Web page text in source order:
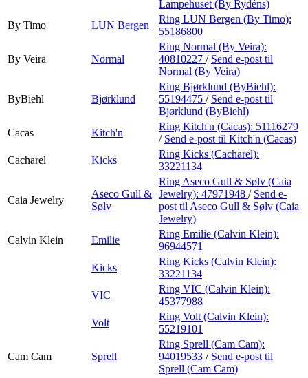
Lampehuset (By Rydéns)
By Timo
LUN Bergen
Ring LUN Bergen (By Timo):
55186800
By Veira Normal
Ring Normal (By Veira):
40810227 / Send e-post til
Normal (By Veira)
ByBiehl Bjørklund
Ring Bjørklund (ByBiehl):
55194475 / Send e-post til
Bjørklund (ByBiehl)
Cacas
Kitch'n
Ring Kitch'n (Cacas): 51116279
/ Send e-post til Kitch'n (Cacas)
Cacharel
Kicks
Ring Kicks (Cacharel):
33221134
Caia Jewelry
Aseco Gull &
Sølv
Ring Aseco Gull & Sølv (Caia
Jewelry): 47971948 / Send e-
post til Aseco Gull & Sølv (Caia
Jewelry)
Calvin Klein
Emilie
Ring Emilie (Calvin Klein):
96944571
Kicks
Ring Kicks (Calvin Klein):
33221134
VIC
Ring VIC (Calvin Klein):
45377988
Volt
Ring Volt (Calvin Klein):
55219101
Cam Cam Sprell
Ring Sprell (Cam Cam):
94019533 / Send e-post til
Sprell (Cam Cam)